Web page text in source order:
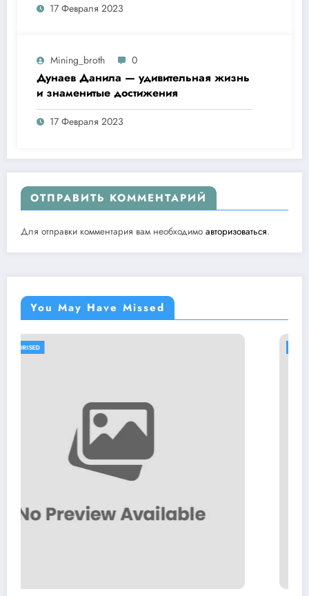
17 Февраля 2023
Mining_broth 0
Дунаев Данила — удивительная жизнь
и знаменитые достижения
17 Февраля 2023
ОТПРАВИТЬ КОММЕНТАРИЙ
Для отправки комментария вам необходимо авторизоваться.
You May Have Missed